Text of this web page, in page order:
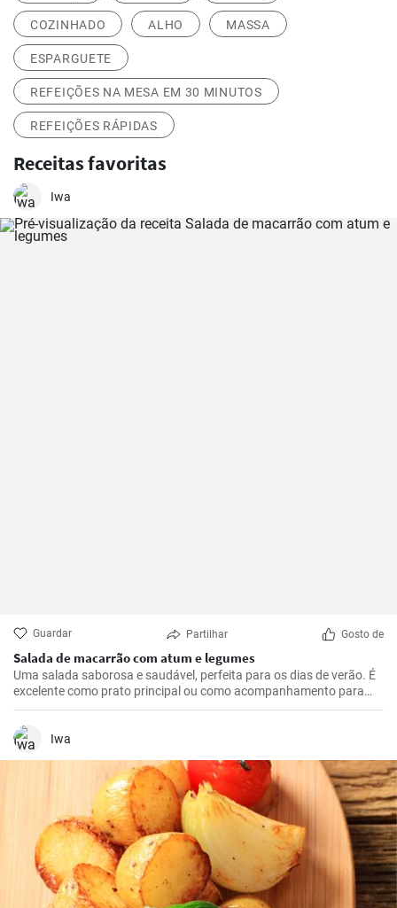
COZINHADO ALHO MASSA
ESPARGUETE
REFEIÇÕES NA MESA EM 30 MINUTOS
REFEIÇÕES RÁPIDAS
Receitas favoritas
Iwa
Guardar Partilhar Gosto de
Salada de macarrão com atum e legumes
Uma salada saborosa e saudável, perfeita para os dias de verão. É
excelente como prato principal ou como acompanhamento para
carnes grelhadas. Esta receita é rápida e fácil de preparar.
Iwa